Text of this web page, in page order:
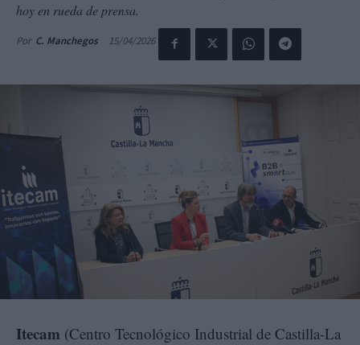
hoy en rueda de prensa.
Por C. Manchegos 15/04/2026
Itecam (Centro Tecnológico Industrial de Castilla-La